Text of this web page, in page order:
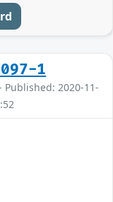
1
Published: 2020-11-